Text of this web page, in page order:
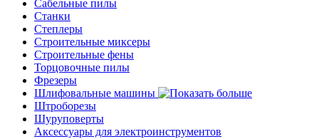
Сабельные пилы
Станки
Степлеры
Строительные миксеры
Строительные фены
Торцовочные пилы
Фрезеры
Шлифовальные машины
Штроборезы
Шуруповерты
Аксессуары для электроинструментов